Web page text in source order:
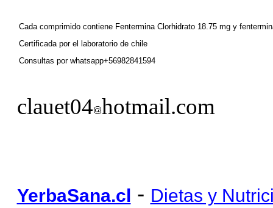
Cada comprimido contiene Fentermina Clorhidrato 18.75 mg y
Certificada por el laboratorio de chile
Consultas por whatsapp+56982841594
clauet04 hotmail.com
YerbaSana.cl - Dietas y